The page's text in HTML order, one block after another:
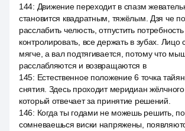
144: Движение переходит в спазм
становится квадратным, тяжёлым. Дзя че
расслабить челюсть, отпустить
контролировать, все держать в зубах. Лицо
мягче, а вал подтягивается, потому что
расслабляются и возвращаются в
145: Естественное положение 6 точка тайян
снятия. Здесь проходит меридиан жёлчного
который отвечает за принятие решений.
146: Когда ты годами не можешь решить,
сомневаешься виски напряжены,